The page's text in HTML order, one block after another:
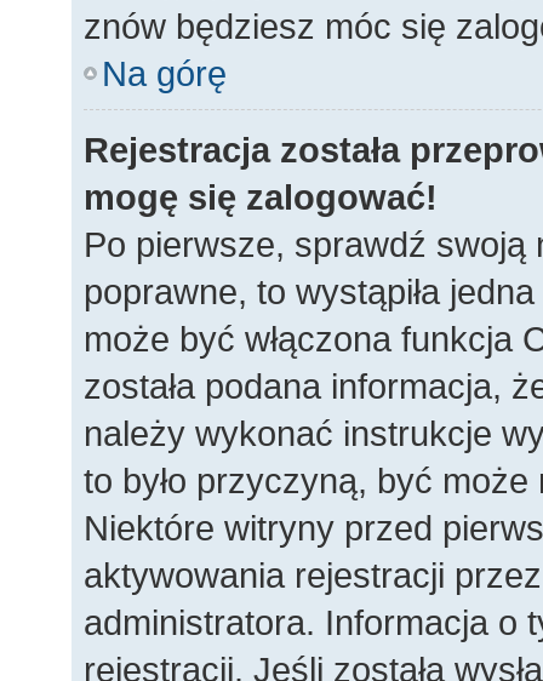
znów będziesz móc się
Na górę
Rejestracja została
mogę się zalogować!
Po pierwsze, sprawdź swoją
poprawne, to wystąpiła
może być włączona funkcja
została podana informacja,
należy wykonać instrukcje
to było przyczyną, być
Niektóre witryny przed
aktywowania rejestracji
administratora. Informacja o
rejestracji. Jeśli została